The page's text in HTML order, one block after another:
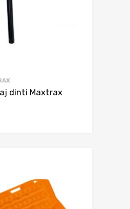
dinti Maxtrax